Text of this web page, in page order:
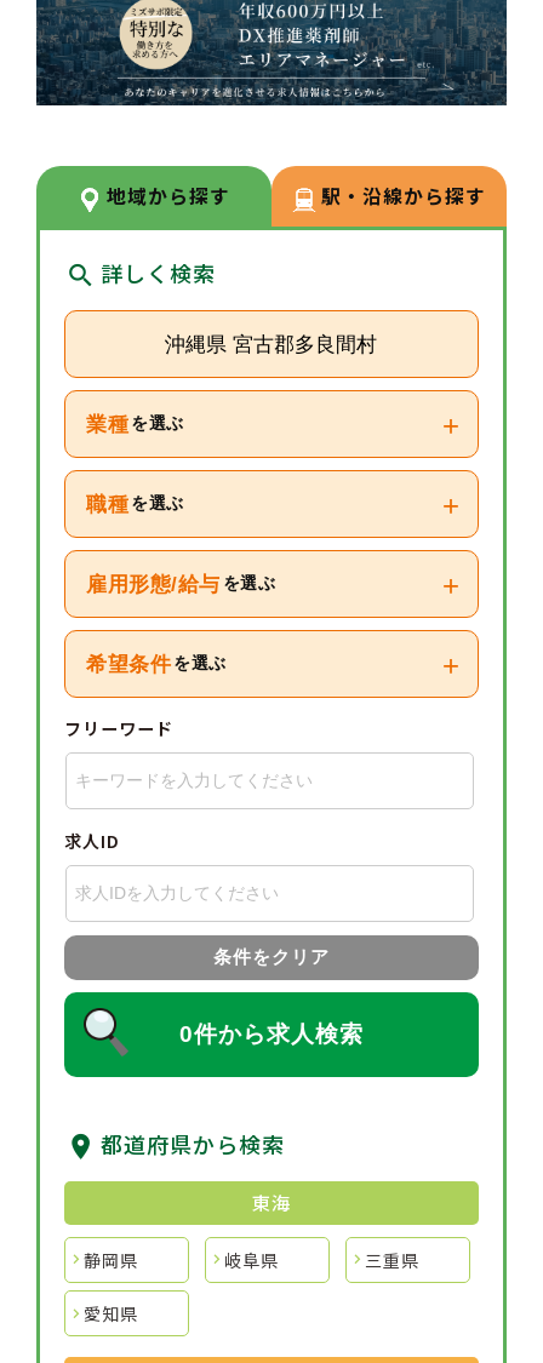
地域から探す 駅・沿線から探す
詳しく検索
沖縄県 宮古郡多良間村
業種 を選ぶ +
職種 を選ぶ +
雇用形態/給与 を選ぶ +
希望条件 を選ぶ +
フリーワード
求人ID
条件をクリア
0件から求人検索
都道府県から検索
東海
静岡県 岐阜県 三重県
愛知県